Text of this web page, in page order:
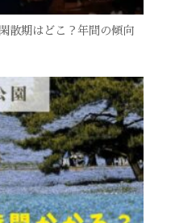
散期はどこ？年間の傾向